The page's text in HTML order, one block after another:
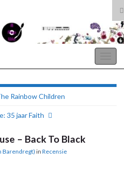
Rainbow Children
35 jaar Faith
– Back To Black
Barendregt)in Recensie